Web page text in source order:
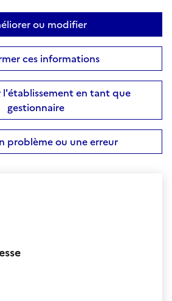
ou modifier
ces informations
l'établissement en tant que
gestionnaire
problème ou une erreur